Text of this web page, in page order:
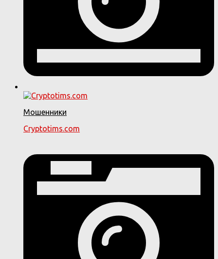
Мошенники
Cryptotims.com